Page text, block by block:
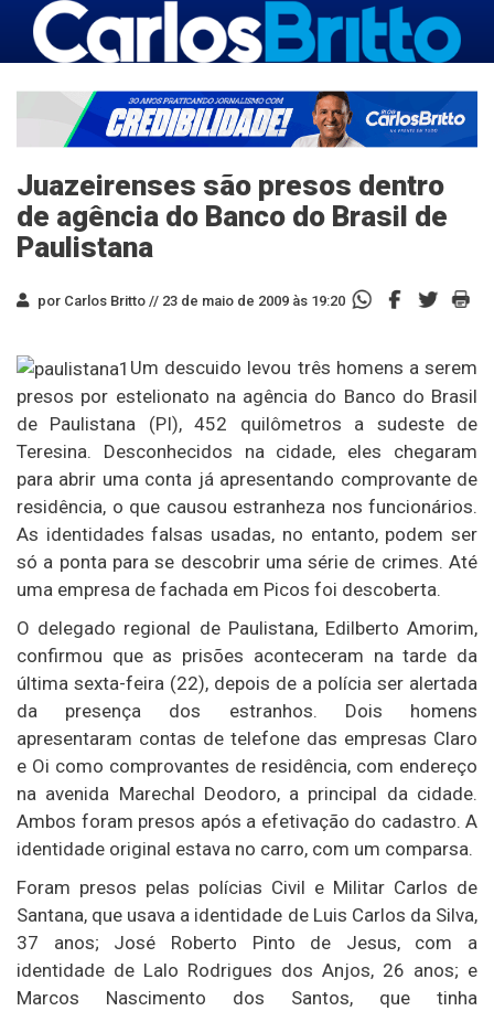
Juazeirenses são presos dentro
de agência do Banco do Brasil de
Paulistana
por Carlos Britto // 23 de maio de 2009 às 19:20
Um descuido levou três homens a serem
presos por estelionato na agência do Banco do Brasil
de Paulistana (PI), 452 quilômetros a sudeste de
Teresina. Desconhecidos na cidade, eles chegaram
para abrir uma conta já apresentando comprovante de
residência, o que causou estranheza nos funcionários.
As identidades falsas usadas, no entanto, podem ser
só a ponta para se descobrir uma série de crimes. Até
uma empresa de fachada em Picos foi descoberta.
O delegado regional de Paulistana, Edilberto Amorim,
confirmou que as prisões aconteceram na tarde da
última sexta-feira (22), depois de a polícia ser alertada
da presença dos estranhos. Dois homens
apresentaram contas de telefone das empresas Claro
e Oi como comprovantes de residência, com endereço
na avenida Marechal Deodoro, a principal da cidade.
Ambos foram presos após a efetivação do cadastro. A
identidade original estava no carro, com um comparsa.
Foram presos pelas polícias Civil e Militar Carlos de
Santana, que usava a identidade de Luis Carlos da Silva,
37 anos; José Roberto Pinto de Jesus, com a
identidade de Lalo Rodrigues dos Anjos, 26 anos; e
Marcos Nascimento dos Santos, que tinha